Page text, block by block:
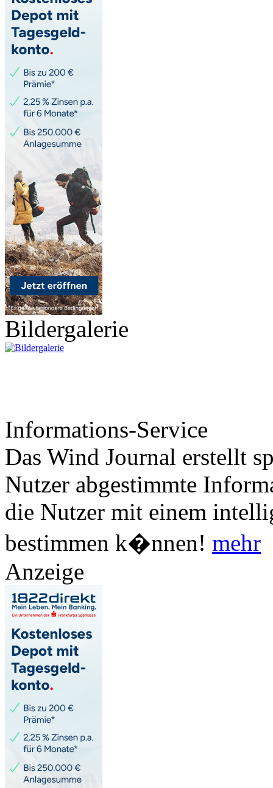
Bildergalerie
Informations-Service
Das Wind Journal erstellt
Nutzer abgestimmte
die Nutzer mit einem
bestimmen k�nnen! mehr
Anzeige